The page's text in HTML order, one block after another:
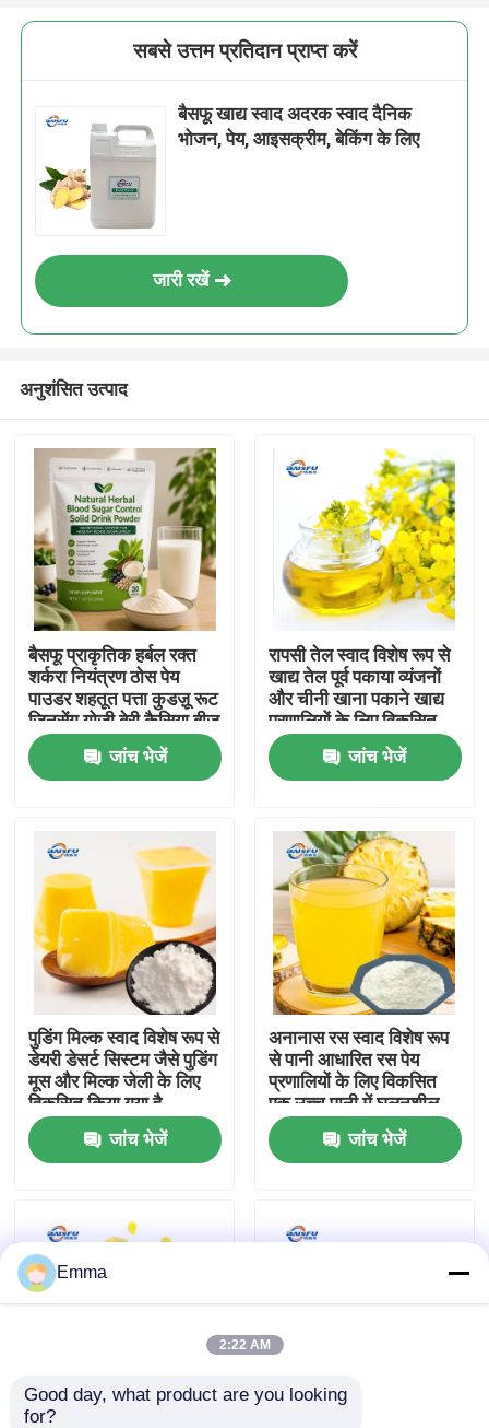
उत्पाद
वीडियो
वी.आर. शो
हमारे बारे में
कारखाने का दौरा
हमसे संपर्क करें
खाद्य पदार्थों के स्वाद
सबसे उत्तम प्रतिदान प्राप्त करें
बैसफू खाद्य स्वाद अदरक स्वाद दैनिक
भोजन, पेय, आइसक्रीम, बेकिंग के लिए
जारी रखें
अनुशंसित उत्पाद
बैसफू प्राकृतिक हर्बल रक्त
शर्करा नियंत्रण ठोस पेय
पाउडर शहतूत पत्ता कुडज़ू रूट
जिनसेंग गोजी बेरी कैसिया बीज
स्वस्थ ग्लूकोज समर्थन के लिए
जांच भेजें
रापसी तेल स्वाद विशेष रूप से
खाद्य तेल पूर्व पकाया व्यंजनों
और चीनी खाना पकाने खाद्य
प्रणालियों के लिए विकसित
जांच भेजें
पुडिंग मिल्क स्वाद विशेष रूप से
डेयरी डेसर्ट सिस्टम जैसे पुडिंग
मूस और मिल्क जेली के लिए
विकसित किया गया है
जांच भेजें
अनानास रस स्वाद विशेष रूप
से पानी आधारित रस पेय
प्रणालियों के लिए विकसित
एक उच्च पानी में घुलनशील
स्पष्ट सूत्र यह सटीक ताजा
रसदार खट्टा-मीठा पुनः पेश
करता है
जांच भेजें
अनानास तेल स्वाद तेल
Emma
2:22 AM
Good day, what product are you looking
for?